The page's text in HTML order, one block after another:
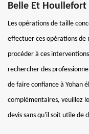
Belle Et Houllefort
Les opérations de taille
effectuer ces opérations de
procéder à ces
rechercher des
de faire confiance à Yohan
complémentaires, veuillez
devis sans qu'il soit utile de